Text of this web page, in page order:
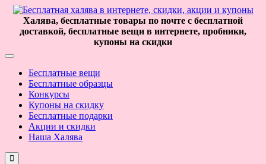
Халява, бесплатные товары по почте с бесплатной
доставкой, бесплатные вещи в интернете, пробники,
купоны на скидки
Бесплатные вещи
Бесплатные образцы
Конкурсы
Купоны на скидку
Бесплатные подарки
Акции и скидки
Наша Халява